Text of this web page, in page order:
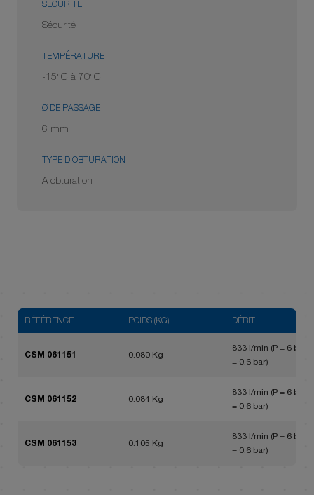
SÉCURITÉ
Sécurité
TEMPÉRATURE
-15°C à 70°C
Ø DE PASSAGE
6 mm
TYPE D'OBTURATION
A obturation
RÉFÉRENCE POIDS (KG) DÉBIT
CSM 061151 0.080 Kg
833 l/min (P = 6 bar,
= 0.6 bar)
CSM 061152 0.084 Kg
833 l/min (P = 6 bar,
= 0.6 bar)
CSM 061153 0.105 Kg
833 l/min (P = 6 bar,
= 0.6 bar)